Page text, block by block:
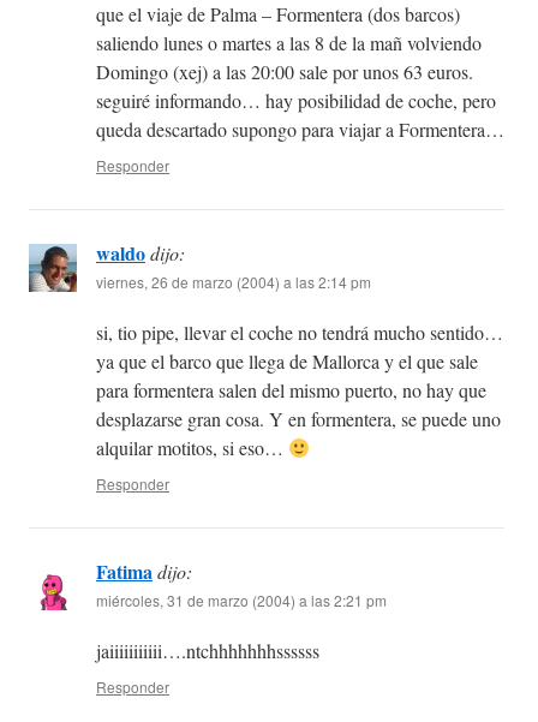
que el viaje de Palma – Formentera (dos barcos)
saliendo lunes o martes a las 8 de la mañ volviendo
Domingo (xej) a las 20:00 sale por unos 63 euros.
seguiré informando… hay posibilidad de coche, pero
queda descartado supongo para viajar a Formentera…
Responder
waldodijo:
viernes, 26 de marzo (2004) a las 2:14 pm
si, tio pipe, llevar el coche no tendrá mucho sentido…
ya que el barco que llega de Mallorca y el que sale
para formentera salen del mismo puerto, no hay que
desplazarse gran cosa. Y en formentera, se puede uno
alquilar motitos, si eso…
Responder
Fatimadijo:
miércoles, 31 de marzo (2004) a las 2:21 pm
jaiiiiiiiiiii….ntchhhhhhhssssss
Responder